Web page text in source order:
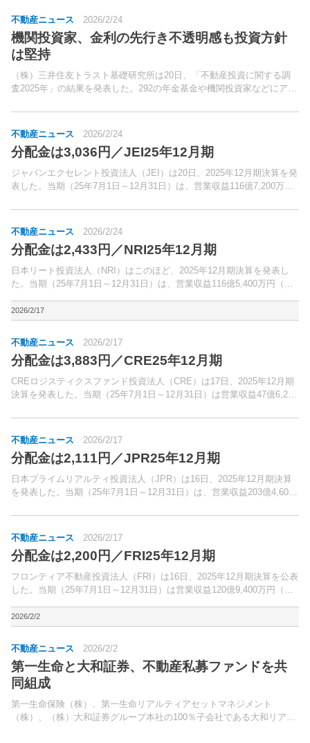
不動産ニュース 2026/2/24
機関投資家、金利の先行き不透明感も投資方針
は堅持
（株）三井住友トラスト基礎研究所は20日、「不動産投資に関する調
査2025年」の結果を発表した。292の年金基金や機関投資家などにアン
不動産ニュース 2026/2/24
分配金は3,036円／JEI25年12月期
ジャパンエクセレント投資法人（JEI）は20日、2025年12月期決算を発
表した。当期（25年7月1日～12月31日）は、営業収益116億7,200万円
43億5,10...
不動産ニュース 2026/2/24
分配金は2,433円／NRI25年12月期
日本リート投資法人（NRI）はこのほど、2025年12月期決算を発表し
た。当期（25年7月1日～12月31日）は、営業収益116億5,400万円（前
5,100万円（同...
2026/2/17
不動産ニュース 2026/2/17
分配金は3,883円／CRE25年12月期
CREロジスティクスファンド投資法人（CRE）は17日、2025年12月期
決算を発表した。当期（25年7月1日～12月31日）は営業収益47億6,200
利益22億3,0...
不動産ニュース 2026/2/17
分配金は2,111円／JPR25年12月期
日本プライムリアルティ投資法人（JPR）は16日、2025年12月期決算
を発表した。当期（25年7月1日～12月31日）は、営業収益203億4,600
利益94億4,6...
不動産ニュース 2026/2/17
分配金は2,200円／FRI25年12月期
フロンティア不動産投資法人（FRI）は16日、2025年12月期決算を公表
した。当期（25年7月1日～12月31日）は営業収益120億9,400万円（前
800万円（同...
2026/2/2
不動産ニュース 2026/2/2
第一生命と大和証券、不動産私募ファンドを共
同組成
第一生命保険（株）、第一生命リアルティアセットマネジメント
（株）、（株）大和証券グループ本社の100％子会社である大和リア